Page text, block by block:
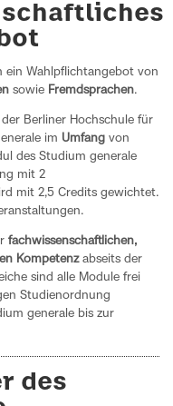
ein Wahlpflichtangebot von
sowie Fremdsprachen.
der Berliner Hochschule für
im Umfang von
des Studium generale
mit 2
mit 2,5 Credits gewichtet.
fachwissenschaftlichen,
Kompetenzabseits der
sind alle Module frei
Studienordnung
generale bis zur
des